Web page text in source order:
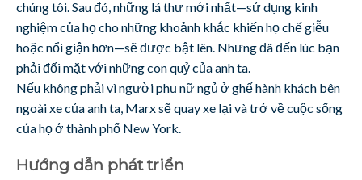
chúng tôi. Sau đó, những lá thư mới nhất—sử dụng kinh
nghiệm của họ cho những khoảnh khắc khiến họ chế giễu
hoặc nổi giận hơn—sẽ được bật lên. Nhưng đã đến lúc bạn
phải đối mặt với những con quỷ của anh ta.
Nếu không phải vì người phụ nữ ngủ ở ghế hành khách bên
ngoài xe của anh ta, Marx sẽ quay xe lại và trở về cuộc sống
của họ ở thành phố New York.
Hướng dẫn phát triển